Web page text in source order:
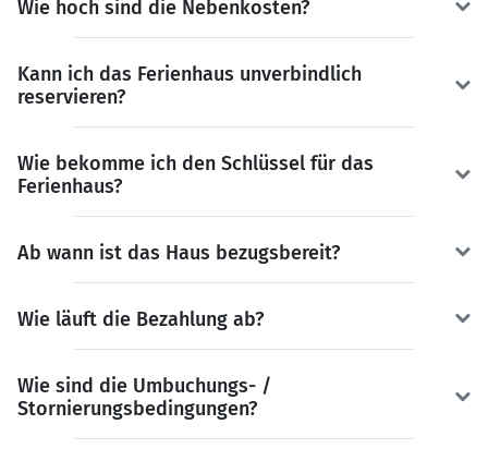
Wie hoch sind die Nebenkosten?
Kann ich das Ferienhaus unverbindlich
reservieren?
Wie bekomme ich den Schlüssel für das
Ferienhaus?
Ab wann ist das Haus bezugsbereit?
Wie läuft die Bezahlung ab?
Wie sind die Umbuchungs- /
Stornierungsbedingungen?